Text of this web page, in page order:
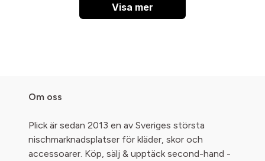
Visa mer
Om oss
Plick är sedan 2013 en av Sveriges största
nischmarknadsplatser för kläder, skor och
accessoarer. Köp, sälj & upptäck second-hand -